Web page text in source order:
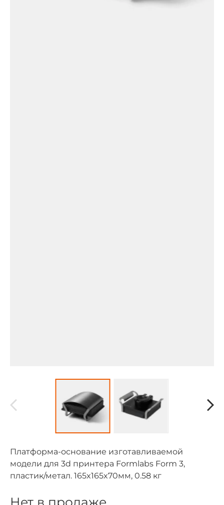
Платформа-основание изготавливаемой
модели для 3d принтера Formlabs Form 3,
пластик/метал. 165x165x70мм, 0.58 кг